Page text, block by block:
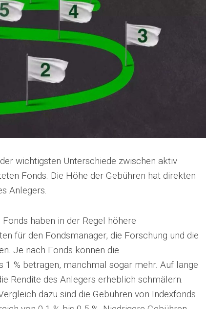
wichtigsten Unterschiede zwischen aktiv
Fonds. Die Höhe der Gebühren hat direkten
Anlegers.
Fonds haben in der Regel höhere
für den Fondsmanager, die Forschung und die
Je nach Fonds können die
1 % betragen, manchmal sogar mehr. Auf lange
Rendite des Anlegers erheblich schmälern.
dazu sind die Gebühren von Indexfonds